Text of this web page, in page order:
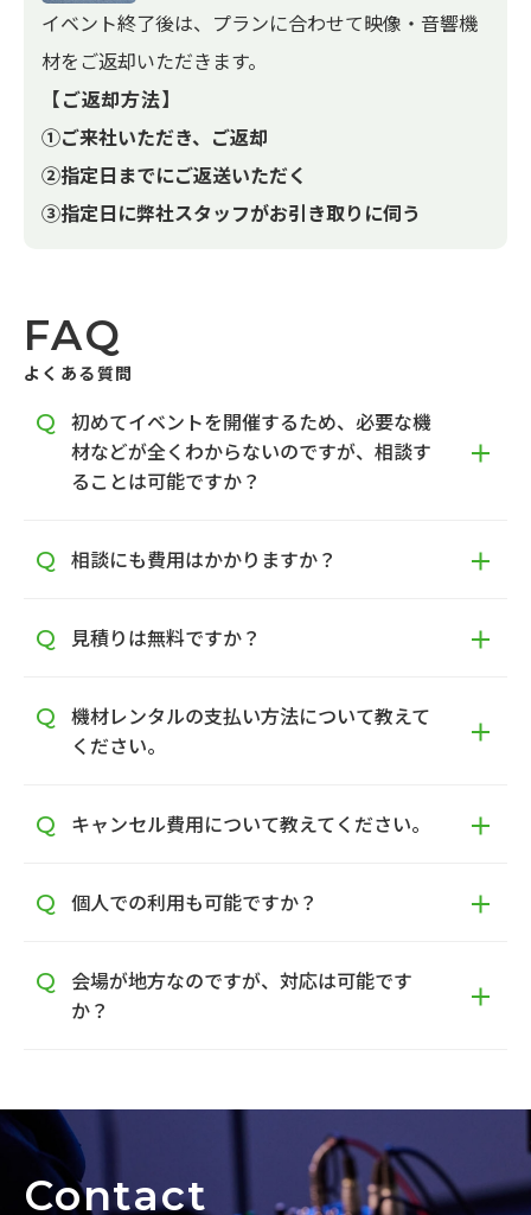
イベント終了後は、プランに合わせて映像・音響機
材をご返却いただきます。
【ご返却方法】
①ご来社いただき、ご返却
②指定日までにご返送いただく
③指定日に弊社スタッフがお引き取りに伺う
FAQ
よくある質問
初めてイベントを開催するため、必要な機
材などが全くわからないのですが、相談す
ることは可能ですか？
相談にも費用はかかりますか？
見積りは無料ですか？
機材レンタルの支払い方法について教えて
ください。
キャンセル費用について教えてください。
個人での利用も可能ですか？
会場が地方なのですが、対応は可能です
か？
Contact